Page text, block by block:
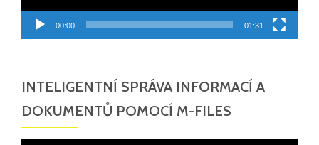
00:00 01:31
INTELIGENTNÍ SPRÁVA INFORMACÍ A
DOKUMENTŮ POMOCÍ M-FILES